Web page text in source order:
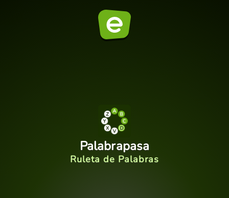
Palabrapasa
Ruleta de Palabras